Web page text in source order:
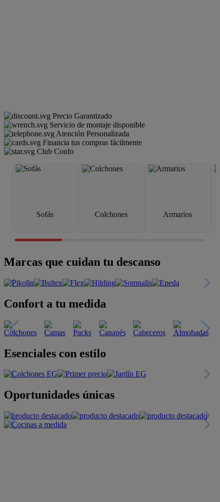
Precio Garantizado
Servicio de montaje disponible
Atención Personalizada
Financia tus compras fácilmente
Club Confo
Sofás Colchones Armarios
Marcas que cuidan tu descanso
Confort a tu medida
Esenciales con estilo
Oportunidades únicas